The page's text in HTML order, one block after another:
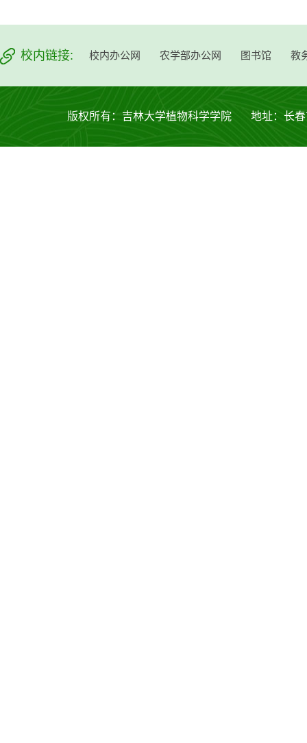
校内链接: 校内办公网 农学部办公网 图书馆 教
版权所有：吉林大学植物科学学院 地址：长